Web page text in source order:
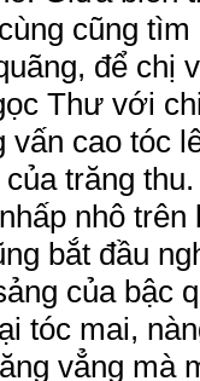
cũng
để chị
Thư với
vấn cao tóc
của trăng
nhô
bắt đầu
của bậc
tóc mai,
vẳng mà